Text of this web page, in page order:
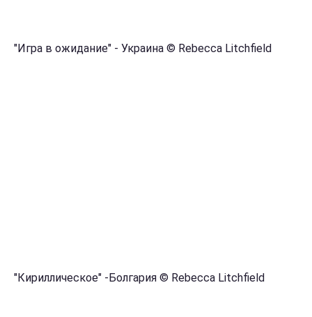
"Игра в ожидание" - Украина © Rebecca Litchfield
"Кириллическое" -Болгария © Rebecca Litchfield